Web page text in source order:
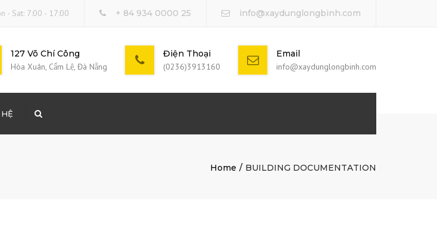
- Sat: 7:00 - 17:00 + 84 934 0000 25 info@xaydunglongbinh.com
127 Võ Chí Công
Hòa Xuân, Cẩm Lệ, Đà Nẵng
Điện Thoại
(0236)3913160
Email
info@xaydunglongbinh.com
Home BUILDING DOCUMENTATION